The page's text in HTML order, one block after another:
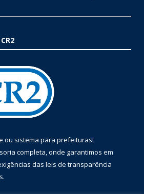
ou sistema para prefeituras!
completa, onde garantimos em
das leis de transparência